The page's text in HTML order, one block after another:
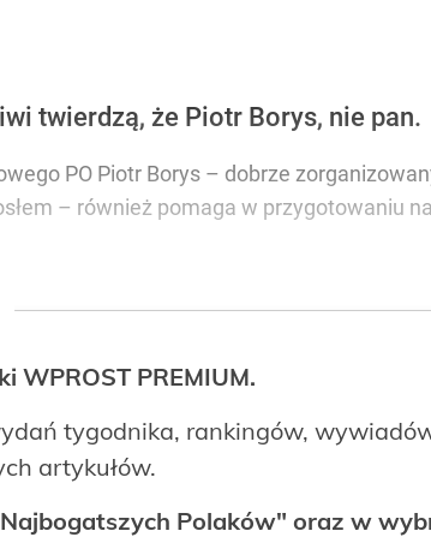
twierdzą, że Piotr Borys, nie pan.
PO Piotr Borys – dobrze
– również pomaga w przygotowaniu
WPROST PREMIUM.
tygodnika, rankingów,
artykułów.
Polaków" oraz w